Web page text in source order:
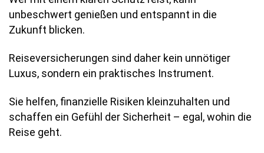
unbeschwert genießen und entspannt in die
Zukunft blicken.
Reiseversicherungen sind daher kein unnötiger
Luxus, sondern ein praktisches Instrument.
Sie helfen, finanzielle Risiken kleinzuhalten und
schaffen ein Gefühl der Sicherheit – egal, wohin die
Reise geht.